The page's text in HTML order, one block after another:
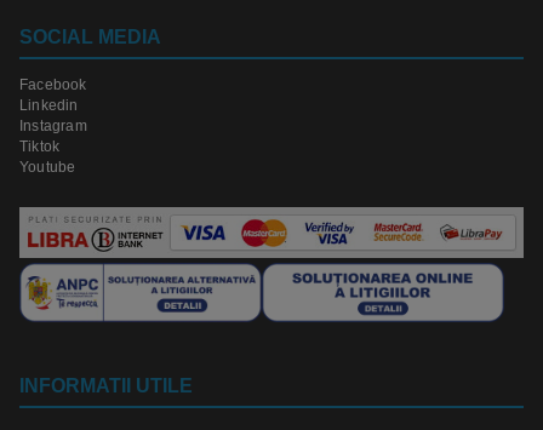
SOCIAL MEDIA
Facebook
Linkedin
Instagram
Tiktok
Youtube
INFORMATII UTILE